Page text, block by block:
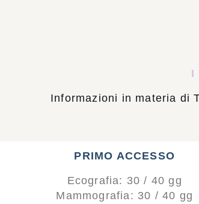
I
Informazioni in materia di
PRIMO ACCESSO
Ecografia: 30 / 40 gg
Mammografia: 30 / 40 gg